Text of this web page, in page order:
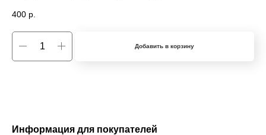
400 р.
Добавить в корзину
Информация для покупателей